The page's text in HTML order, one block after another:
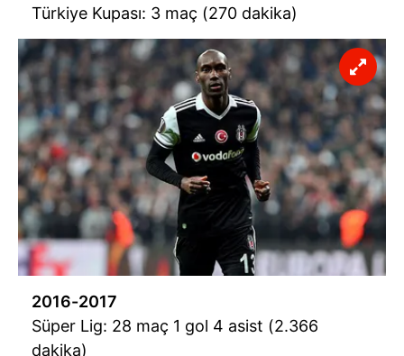
Türkiye Kupası: 3 maç (270 dakika)
2016-2017
Süper Lig: 28 maç 1 gol 4 asist (2.366
dakika)